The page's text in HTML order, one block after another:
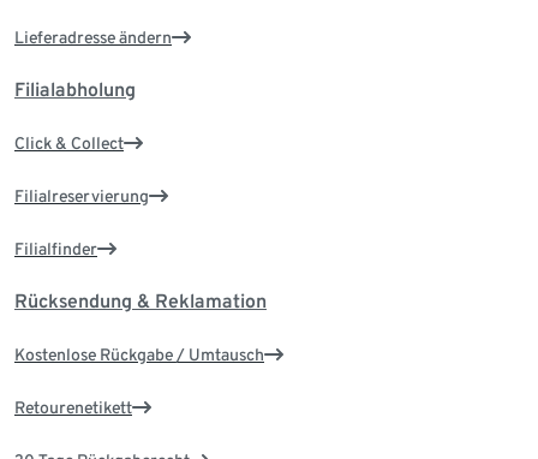
Lieferadresse ändern
Filialabholung
Click & Collect
Filialreservierung
Filialfinder
Rücksendung & Reklamation
Kostenlose Rückgabe / Umtausch
Retourenetikett